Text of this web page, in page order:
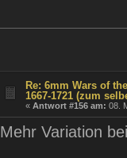
Re: 6mm Wars of
1667-1721 (zum
«Antwort #156 am: 08.
Mehr Variation